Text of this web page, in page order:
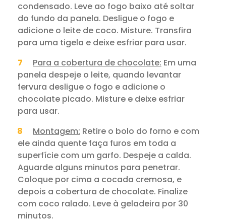
condensado. Leve ao fogo baixo até soltar
do fundo da panela. Desligue o fogo e
adicione o leite de coco. Misture. Transfira
para uma tigela e deixe esfriar para usar.
Para a cobertura de chocolate: Em uma
panela despeje o leite, quando levantar
fervura desligue o fogo e adicione o
chocolate picado. Misture e deixe esfriar
para usar.
Montagem: Retire o bolo do forno e com
ele ainda quente faça furos em toda a
superfície com um garfo. Despeje a calda.
Aguarde alguns minutos para penetrar.
Coloque por cima a cocada cremosa, e
depois a cobertura de chocolate. Finalize
com coco ralado. Leve à geladeira por 30
minutos.